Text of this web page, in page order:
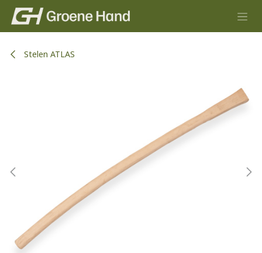
Overslaan naar inhoud
Stelen ATLAS